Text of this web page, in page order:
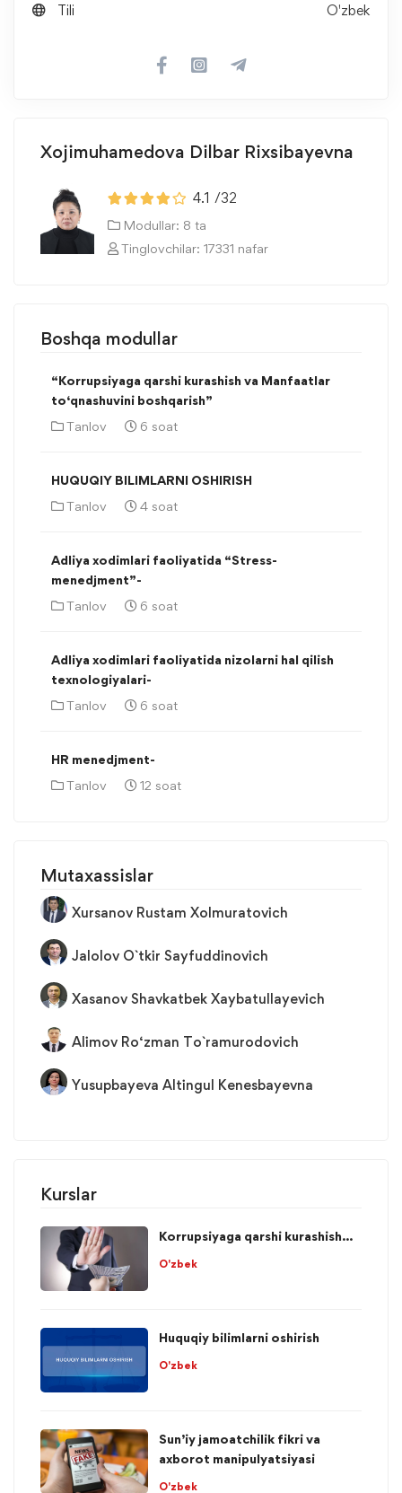
Tili O'zbek
Xojimuhamedova Dilbar Rixsibayevna
4.1 /32
Modullar: 8 ta
Tinglovchilar: 17331 nafar
Boshqa modullar
“Korrupsiyaga qarshi kurashish va Manfaatlar
to‘qnashuvini boshqarish”
Tanlov
6 soat
HUQUQIY BILIMLARNI OSHIRISH
Tanlov
4 soat
Adliya xodimlari faoliyatida “Stress-
menedjment”-
Tanlov
6 soat
Adliya xodimlari faoliyatida nizolarni hal qilish
texnologiyalari-
Tanlov
6 soat
HR menedjment-
Tanlov
12 soat
Mutaxassislar
Xursanov Rustam Xolmuratovich
Jalolov O`tkir Sayfuddinovich
Xasanov Shavkatbek Xaybatullayevich
Alimov Ro‘zman To`ramurodovich
Yusupbayeva Altingul Kenesbayevna
Kurslar
Korrupsiyaga qarshi kurashish...
O'zbek
Huquqiy bilimlarni oshirish
O'zbek
Sun’iy jamoatchilik fikri va
axborot manipulyatsiyasi
O'zbek